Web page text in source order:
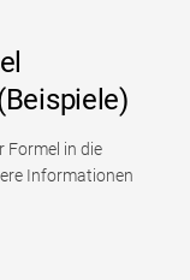
Formel in die
Informationen